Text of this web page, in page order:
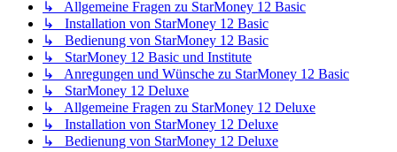
↳ Allgemeine Fragen zu StarMoney 12 Basic
↳ Installation von StarMoney 12 Basic
↳ Bedienung von StarMoney 12 Basic
↳ StarMoney 12 Basic und Institute
↳ Anregungen und Wünsche zu StarMoney 12 Basic
↳ StarMoney 12 Deluxe
↳ Allgemeine Fragen zu StarMoney 12 Deluxe
↳ Installation von StarMoney 12 Deluxe
↳ Bedienung von StarMoney 12 Deluxe